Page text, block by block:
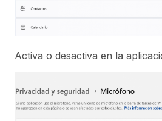
Activa o desactiva en la